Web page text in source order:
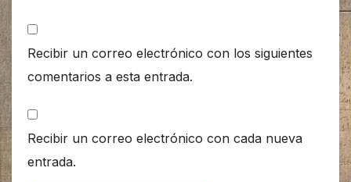
Recibir un correo electrónico con los siguientes
comentarios a esta entrada.
Recibir un correo electrónico con cada nueva
entrada.